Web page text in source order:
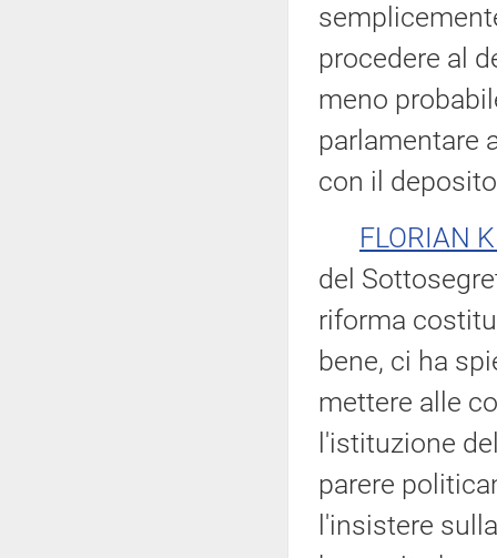
procedere al
meno
parlamentare
con il
FLORIAN
del
riforma
bene, ci ha
mettere alle
l'istituzione
parere
l'insistere